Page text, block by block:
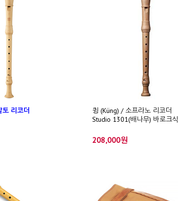
토 리코더
큉 (Küng) / 소프라노 리코더
Studio 1301(배나무) 바로크식
208,000원